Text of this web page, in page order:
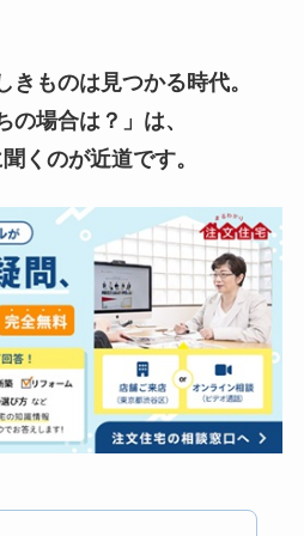
きものは見つかる時代。
の場合は？」は、
くのが近道です。